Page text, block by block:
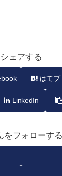
シェアする
はてブ
LinkedIn
をフォローする